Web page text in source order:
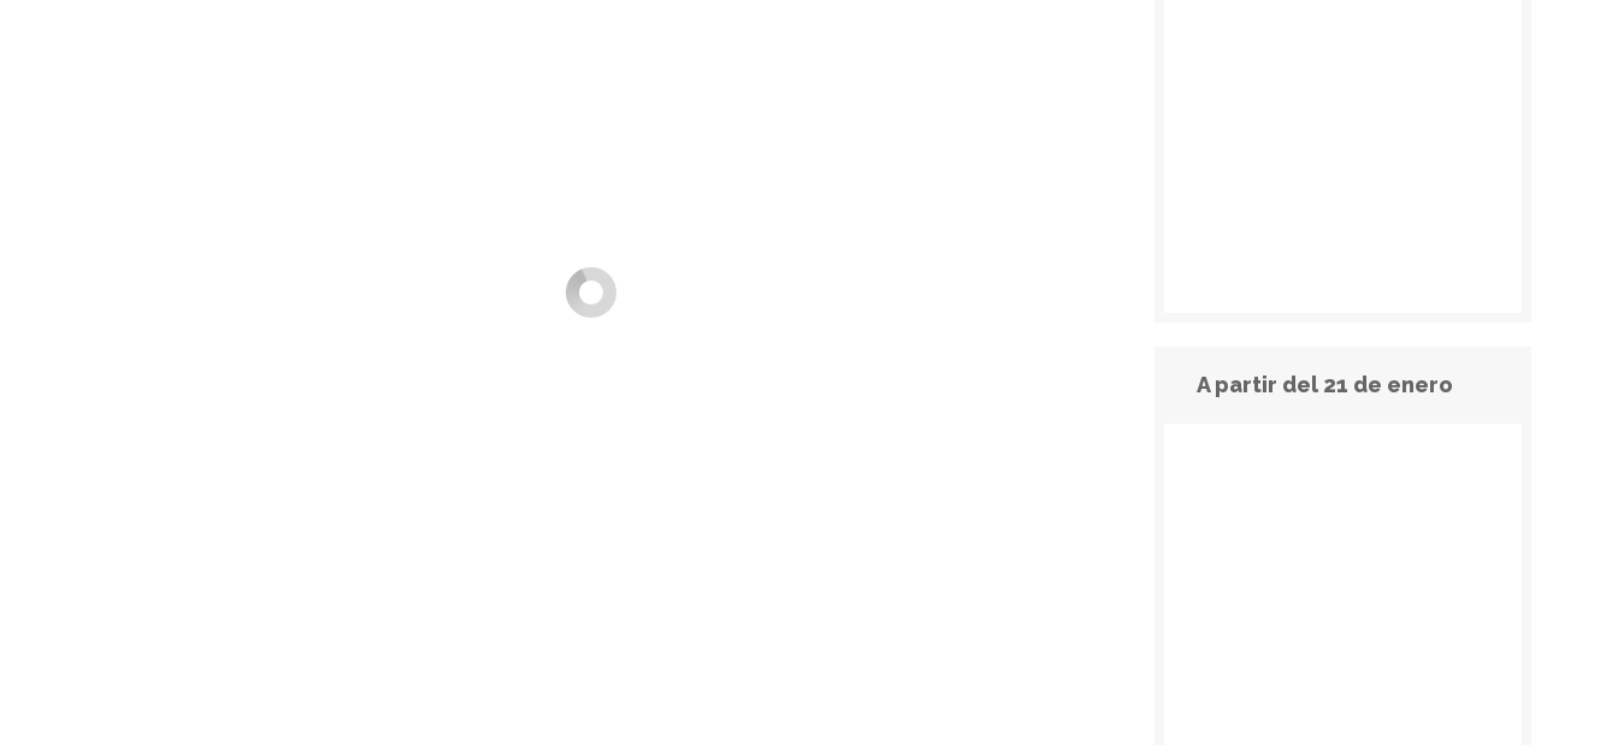
A partir del 21 de enero